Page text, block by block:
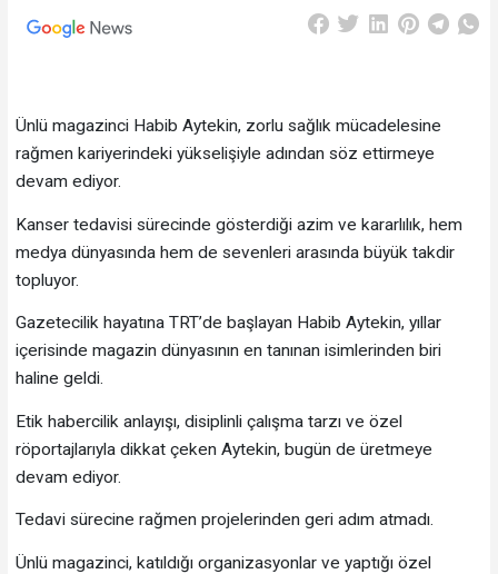
Ünlü magazinci Habib Aytekin, zorlu sağlık mücadelesine
rağmen kariyerindeki yükselişiyle adından söz ettirmeye
devam ediyor.
Kanser tedavisi sürecinde gösterdiği azim ve kararlılık, hem
medya dünyasında hem de sevenleri arasında büyük takdir
topluyor.
Gazetecilik hayatına TRT’de başlayan Habib Aytekin, yıllar
içerisinde magazin dünyasının en tanınan isimlerinden biri
haline geldi.
Etik habercilik anlayışı, disiplinli çalışma tarzı ve özel
röportajlarıyla dikkat çeken Aytekin, bugün de üretmeye
devam ediyor.
Tedavi sürecine rağmen projelerinden geri adım atmadı.
Ünlü magazinci, katıldığı organizasyonlar ve yaptığı özel